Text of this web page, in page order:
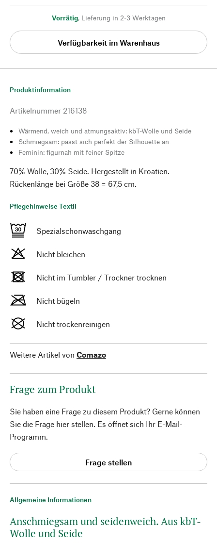
Vorrätig, Lieferung in 2-3 Werktagen
Verfügbarkeit im Warenhaus
Allgemeine Informationen
Anschmiegsam und seidenweich. Aus kbT-
Wolle und Seide
Produktinformation
Artikelnummer 216138
Wärmend, weich und atmungsaktiv: kbT-Wolle und Seide
Schmiegsam: passt sich perfekt der Silhouette an
Feminin: figurnah mit feiner Spitze
70% Wolle, 30% Seide. Hergestellt in Kroatien.
Rückenlänge bei Größe 38 = 67,5 cm.
Pflegehinweise Textil
Spezialschonwaschgang
Nicht bleichen
Nicht im Tumbler / Trockner trocknen
Nicht bügeln
Nicht trockenreinigen
Weitere Artikel von Comazo
Frage zum Produkt
Sie haben eine Frage zu diesem Produkt? Gerne können
Sie die Frage hier stellen. Es öffnet sich Ihr E-Mail-
Programm.
Frage stellen